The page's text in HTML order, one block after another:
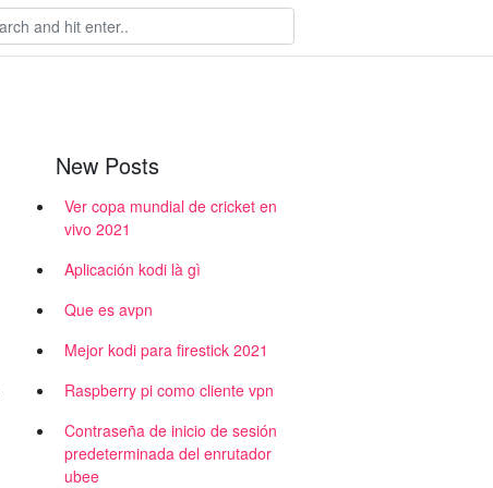
New Posts
Ver copa mundial de cricket en
vivo 2021
Aplicación kodi là gì
Que es avpn
Mejor kodi para firestick 2021
Raspberry pi como cliente vpn
Contraseña de inicio de sesión
predeterminada del enrutador
ubee